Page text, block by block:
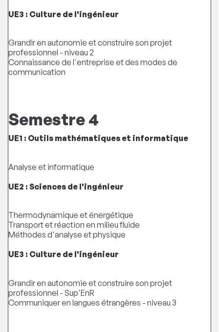
UE3 : Culture de l'ingénieur
Grandir en autonomie et construire son projet
professionnel - niveau 2
Connaissance de l'entreprise et des modes de
communication
Semestre 4
UE1 : Outils mathématiques et informatique
Analyse et informatique
UE2 : Sciences de l'ingénieur
Thermodynamique et énergétique
Transport et réaction en milieu fluide
Méthodes d'analyse et physique
UE3 : Culture de l'ingénieur
Grandir en autonomie et construire son projet
professionnel - Sup'EnR
Communiquer en langues étrangères - niveau 3